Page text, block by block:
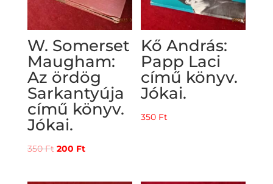
W. Somerset
Maugham:
Az ördög
Sarkantyúja
című könyv.
Jókai.
350Ft Original
was:
200 FtCurrent
is:
Kő András:
Papp Laci
című könyv.
Jókai.
350 Ft